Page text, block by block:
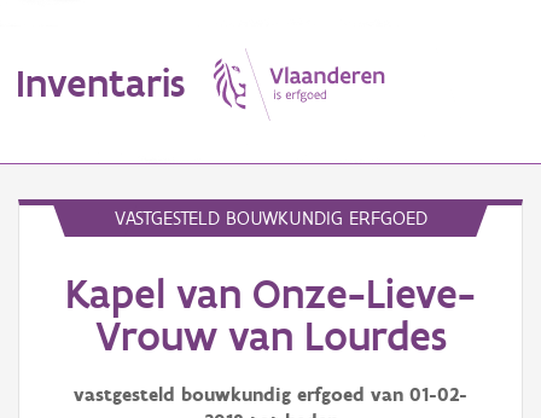
Inventaris
Erfgoedobject
Aanduidingsobject
Waarneming
VASTGESTELD BOUWKUNDIG ERFGOED
Kapel van Onze-Lieve-
Vrouw van Lourdes
vastgesteld bouwkundig erfgoed van 01-02-